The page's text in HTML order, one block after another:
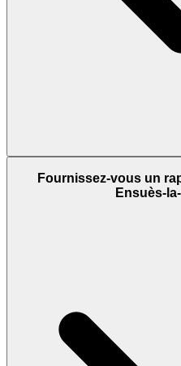
Fournissez-vous un
Ensuès-